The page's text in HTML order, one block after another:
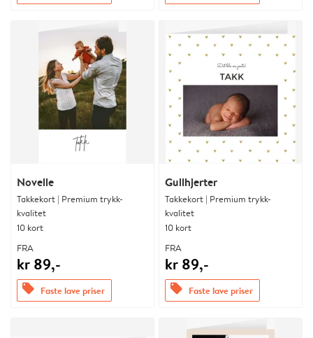
Novelle
Takkekort | Premium trykk-
kvalitet
10 kort
FRA
kr 89,-
offers Faste lave priser
Gullhjerter
Takkekort | Premium trykk-
kvalitet
10 kort
FRA
kr 89,-
offers Faste lave priser